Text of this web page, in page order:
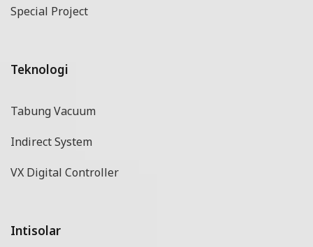
Special Project
Teknologi
Tabung Vacuum
Indirect System
VX Digital Controller
Intisolar